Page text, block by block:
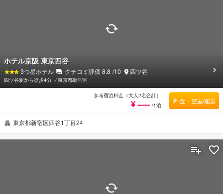
東京都新宿区四谷1丁目24
ホテル京阪 東京四谷
3つ星ホテル クチコミ評価 8.8 /10 四ツ谷
四ツ谷駅から徒歩4分 ⁄東京都新宿区
参考宿泊料金（大人2名合計）
¥ ----- /1泊
料金・空室確認